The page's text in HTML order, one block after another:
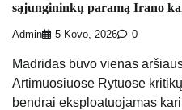
sąjungininkų paramą Irano
Admin 5 Kovo, 2026 0
Madridas buvo vienas
Artimuosiuose Rytuose
bendrai eksploatuojamas